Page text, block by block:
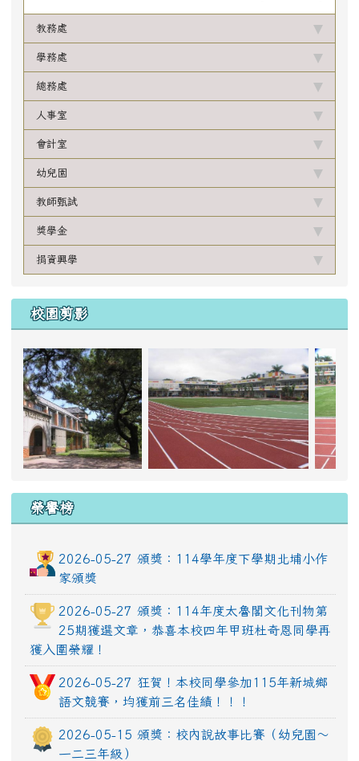
教務處
學務處
總務處
人事室
會計室
幼兒園
教師甄試
獎學金
捐資興學
校園剪影
榮譽榜
2026-05-27 頒獎：114學年度下學期北埔小作
家頒獎
2026-05-27 頒獎：114年度太魯閣文化刊物第
25期獲選文章，恭喜本校四年甲班杜奇恩同學再
獲入圍榮耀！
2026-05-27 狂賀！本校同學參加115年新城鄉
語文競賽，均獲前三名佳績！！！
2026-05-15 頒獎：校內說故事比賽（幼兒園～
一二三年級）